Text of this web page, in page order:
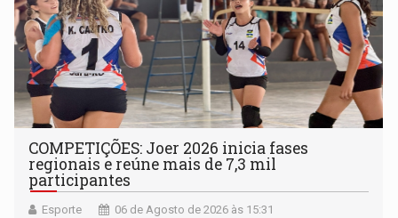
COMPETIÇÕES: Joer 2026 inicia fases
regionais e reúne mais de 7,3 mil
participantes
Esporte 06 de Agosto de 2026 às 15:31